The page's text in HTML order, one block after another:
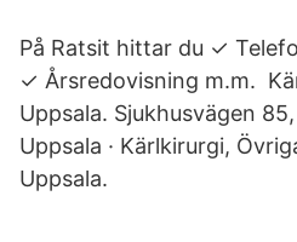
På Ratsit hittar du ✓
✓ Årsredovisning m.m.​
Uppsala. Sjukhusvägen
Uppsala · Kärlkirurgi,
Uppsala.